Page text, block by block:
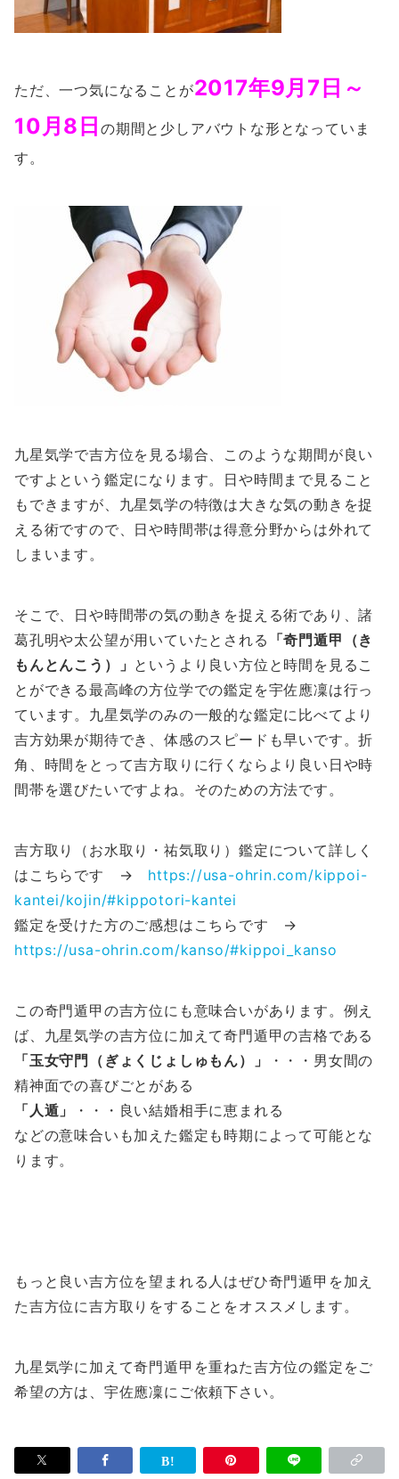
ただ、一つ気になることが2017年9月7日～
10月8日 の期間と少しアバウトな形となっていま
す。
九星気学で吉方位を見る場合、このような期間が良い
ですよという鑑定になります。日や時間まで見ること
もできますが、九星気学の特徴は大きな気の動きを捉
える術ですので、日や時間帯は得意分野からは外れて
しまいます。
そこで、日や時間帯の気の動きを捉える術であり、諸
葛孔明や太公望が用いていたとされる 「奇門遁甲（き
もんとんこう）」 というより良い方位と時間を見るこ
とができる最高峰の方位学での鑑定を宇佐應凜は行っ
ています。九星気学のみの一般的な鑑定に比べてより
吉方効果が期待でき、体感のスピードも早いです。折
角、時間をとって吉方取りに行くならより良い日や時
間帯を選びたいですよね。そのための方法です。
吉方取り（お水取り・祐気取り）鑑定について詳しく
はこちらです → https://usa-ohrin.com/kippoi-
kantei/kojin/#kippotori-kantei
鑑定を受けた方のご感想はこちらです →
https://usa-ohrin.com/kanso/#kippoi_kanso
この奇門遁甲の吉方位にも意味合いがあります。例え
ば、九星気学の吉方位に加えて奇門遁甲の吉格である
「玉女守門（ぎょくじょしゅもん）」
・・・男女間の
精神面での喜びごとがある
「人遁」
・・・良い結婚相手に恵まれる
などの意味合いも加えた鑑定も時期によって可能とな
ります。
もっと良い吉方位を望まれる人はぜひ奇門遁甲を加え
た吉方位に吉方取りをすることをオススメします。
九星気学に加えて奇門遁甲を重ねた吉方位の鑑定をご
希望の方は、宇佐應凜にご依頼下さい。